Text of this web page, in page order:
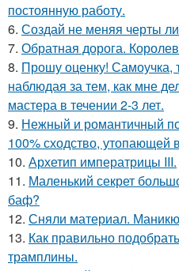
постоянную работу.
6. Создай не меняя черты
7. Обратная дорога.
8. Прошу оценку! Самоучка,
наблюдая за тем, как мне
мастера в течении 2-3 лет.
9. Нежный и романтичный
100% сходство,
10. Архетип императрицы III.
11. Маленький секрет
баф?
12. Сняли материал.
13. Как правильно
трамплины.